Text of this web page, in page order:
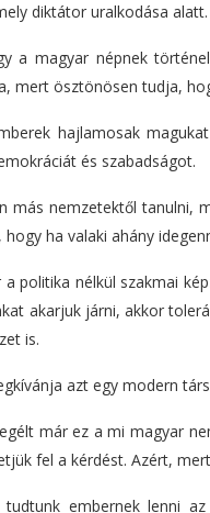
diktátor uralkodása
a magyar népnek
mert ösztönösen tudja,
hajlamosak
és szabadságot.
más nemzetektől tanulni,
ha valaki ahány
politika nélkül szakmai
akarjuk járni, akkor
is.
azt egy modern
már ez a mi magyar
fel a kérdést. Azért,
tudtunk embernek lenni